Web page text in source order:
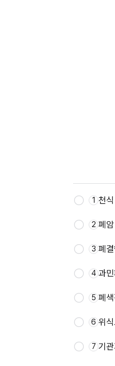
1 천식
2 폐암
3 폐
4 과
5 폐
6 위
7 기